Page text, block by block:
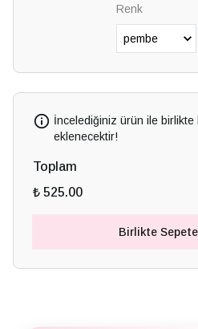
Renk
İncelediğiniz ürün ile
eklenecektir!
Toplam
₺ 525.00
Birlikte